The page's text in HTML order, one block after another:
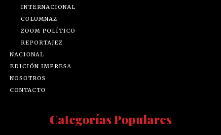
INTERNACIONAL
COLUMNAZ
ZOOM POLÍTICO
REPORTAJEZ
NACIONAL
EDICIÓN IMPRESA
NOSOTROS
CONTACTO
Categorías Populares